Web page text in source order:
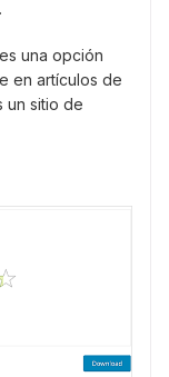
una opción
en artículos de
un sitio de